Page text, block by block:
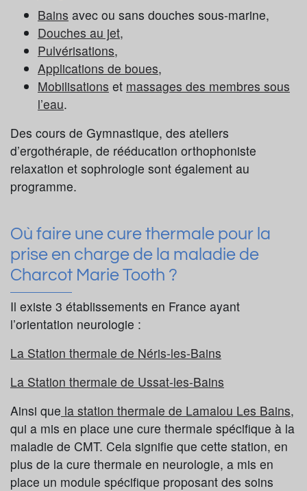
Bains avec ou sans douches sous-marine,
Douches au jet,
Pulvérisations,
Applications de boues,
Mobilisations et massages des membres sous
l’eau.
Des cours de Gymnastique, des ateliers
d’ergothérapie, de rééducation orthophoniste
relaxation et sophrologie sont également au
programme.
Où faire une cure thermale pour la
prise en charge de la maladie de
Charcot Marie Tooth ?
Il existe 3 établissements en France ayant
l’orientation neurologie :
La Station thermale de Néris-les-Bains
La Station thermale de Ussat-les-Bains
Ainsi que la station thermale de Lamalou Les Bains,
qui a mis en place une cure thermale spécifique à la
maladie de CMT. Cela signifie que cette station, en
plus de la cure thermale en neurologie, a mis en
place un module spécifique proposant des soins